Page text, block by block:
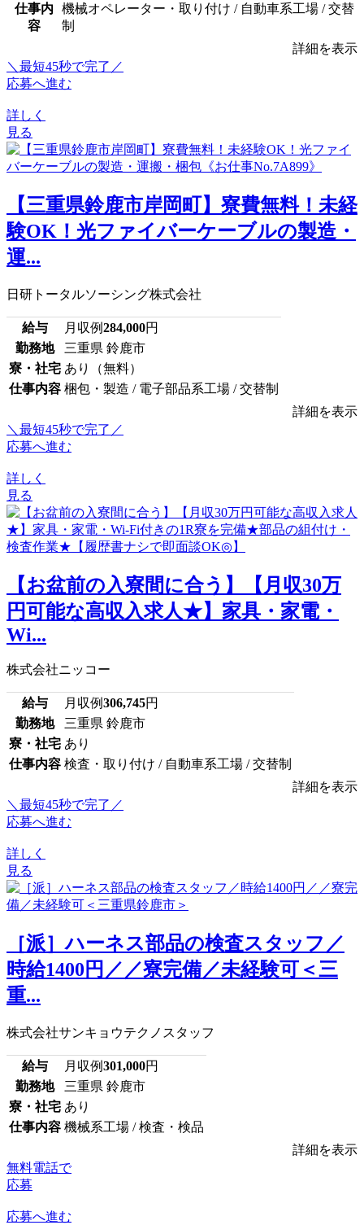
仕事内
容
機械オペレーター・取り付け / 自動車系工場 / 交替
制
詳細を表示
＼最短45秒で完了／
応募へ進む
詳しく
見る
【三重県鈴鹿市岸岡町】寮費無料！未経
験OK！光ファイバーケーブルの製造・
運...
日研トータルソーシング株式会社
給与 月収例284,000円
勤務地
三重県 鈴鹿市
寮・社宅 あり（無料）
仕事内容 梱包・製造 / 電子部品系工場 / 交替制
詳細を表示
＼最短45秒で完了／
応募へ進む
詳しく
見る
【お盆前の入寮間に合う】【月収30万
円可能な高収入求人★】家具・家電・
Wi...
株式会社ニッコー
給与 月収例306,745円
勤務地
三重県 鈴鹿市
寮・社宅 あり
仕事内容 検査・取り付け / 自動車系工場 / 交替制
詳細を表示
＼最短45秒で完了／
応募へ進む
詳しく
見る
［派］ハーネス部品の検査スタッフ／
時給1400円／／寮完備／未経験可＜三
重...
株式会社サンキョウテクノスタッフ
給与 月収例301,000円
勤務地
三重県 鈴鹿市
寮・社宅 あり
仕事内容 機械系工場 / 検査・検品
詳細を表示
無料電話で
応募
応募へ進む